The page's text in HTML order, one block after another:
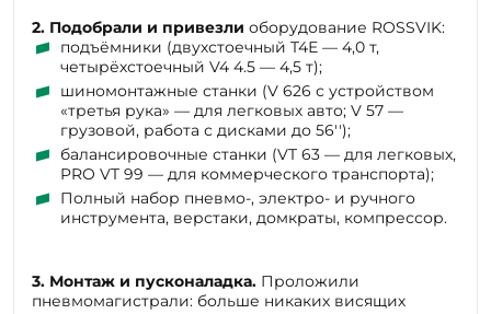
четырёхстоечный V4 4.5 — 4,5 т);
шиномонтажные станки (V 626 с устройством
«третья рука» — для легковых авто; V 57 —
грузовой, работа с дисками до 56′′);
балансировочные станки (VT 63 — для легковых,
PRO VT 99 — для коммерческого транспорта);
Полный набор пневмо-, электро- и ручного
инструмента, верстаки, домкраты, компрессор.
шлангов и вечно отключающихся компрессоров.
Смонтировали, подключили и точно настроили